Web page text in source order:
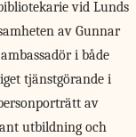
vid Lunds
av Gunnar
i både
tjänstgörande i
av
utbildning och